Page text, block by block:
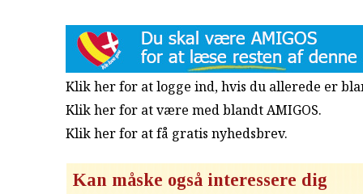
Klik her for at logge ind, hvis du allerede er
Klik her for at være med blandt AMIGOS.
Klik her for at få gratis nyhedsbrev.
Kan måske også interessere dig